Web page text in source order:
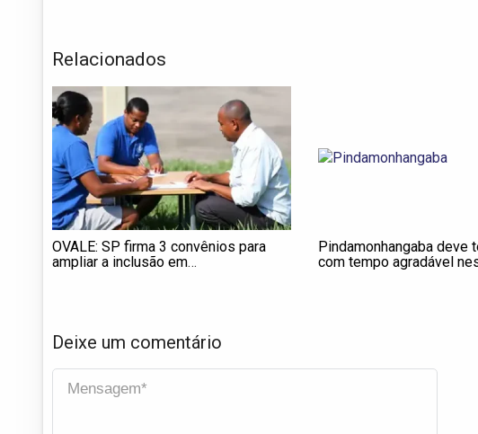
Relacionados
OVALE: SP firma 3 convênios para
ampliar a inclusão em
Pindamonhangaba deve
com tempo agradável
Deixe um comentário